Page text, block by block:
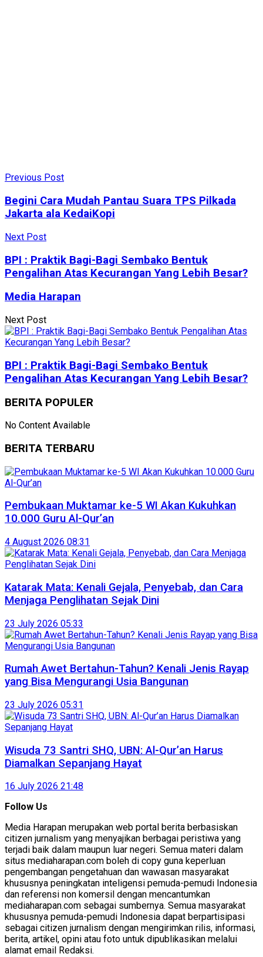
Previous Post
Begini Cara Mudah Pantau Suara TPS Pilkada
Jakarta ala KedaiKopi
Next Post
BPI : Praktik Bagi-Bagi Sembako Bentuk
Pengalihan Atas Kecurangan Yang Lebih Besar?
Media Harapan
Next Post
BPI : Praktik Bagi-Bagi Sembako Bentuk
Pengalihan Atas Kecurangan Yang Lebih Besar?
BERITA POPULER
No Content Available
BERITA TERBARU
Pembukaan Muktamar ke-5 WI Akan Kukuhkan
10.000 Guru Al-Qur’an
4 August 2026 08:31
Katarak Mata: Kenali Gejala, Penyebab, dan Cara
Menjaga Penglihatan Sejak Dini
23 July 2026 05:33
Rumah Awet Bertahun-Tahun? Kenali Jenis Rayap
yang Bisa Mengurangi Usia Bangunan
23 July 2026 05:31
Wisuda 73 Santri SHQ, UBN: Al-Qur’an Harus
Diamalkan Sepanjang Hayat
16 July 2026 21:48
Follow Us
Media Harapan merupakan web portal berita berbasiskan
citizen jurnalism yang menyajikan berbagai peristiwa yang
terjadi baik dalam maupun luar negeri. Semua materi dalam
situs mediaharapan.com boleh di copy guna keperluan
pengembangan pengetahuan dan wawasan masyarakat
khususnya peningkatan inteligensi pemuda-pemudi Indonesia
dan referensi non komersil dengan mencantumkan
mediaharapan.com sebagai sumbernya. Semua masyarakat
khususnya pemuda-pemudi Indonesia dapat berpartisipasi
sebagai citizen jurnalism dengan mengirimkan rilis, informasi,
berita, artikel, opini atau foto untuk dipublikasikan melalui
alamat email Redaksi.